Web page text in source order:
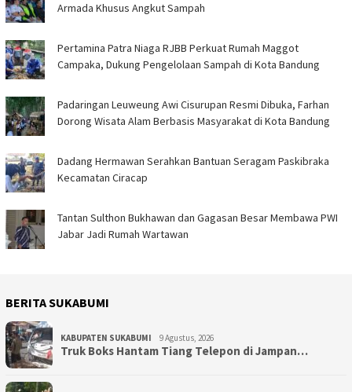
Armada Khusus Angkut Sampah
Pertamina Patra Niaga RJBB Perkuat Rumah Maggot
Campaka, Dukung Pengelolaan Sampah di Kota Bandung
Padaringan Leuweung Awi Cisurupan Resmi Dibuka, Farhan
Dorong Wisata Alam Berbasis Masyarakat di Kota Bandung
Dadang Hermawan Serahkan Bantuan Seragam Paskibraka
Kecamatan Ciracap
Tantan Sulthon Bukhawan dan Gagasan Besar Membawa PWI
Jabar Jadi Rumah Wartawan
BERITA SUKABUMI
KABUPATEN SUKABUMI 9 Agustus, 2026
Truk Boks Hantam Tiang Telepon di Jampan…